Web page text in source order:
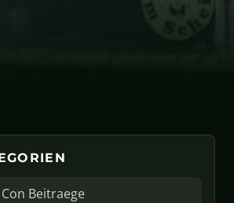
Beitraege